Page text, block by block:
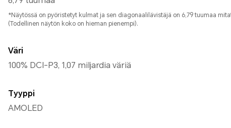
*Näytössä on pyöristetyt kulmat ja sen diagonaalilävistäjä on 6,79 tuumaa
(Todellinen näytön koko on hieman pienempi).
Väri
100% DCI-P3, 1,07 miljardia väriä
Tyyppi
AMOLED